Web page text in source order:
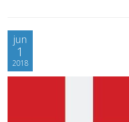
jun
1
2018